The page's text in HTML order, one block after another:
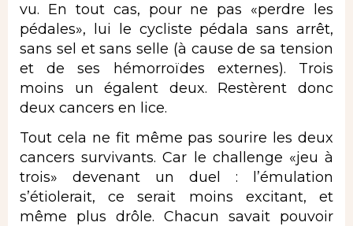
vu. En tout cas, pour ne pas «perdre les
pédales», lui le cycliste pédala sans arrêt,
sans sel et sans selle (à cause de sa tension
et de ses hémorroïdes externes). Trois
moins un égalent deux. Restèrent donc
deux cancers en lice.
Tout cela ne fit même pas sourire les deux
cancers survivants. Car le challenge «jeu à
trois» devenant un duel : l’émulation
s’étiolerait, ce serait moins excitant, et
même plus drôle. Chacun savait pouvoir